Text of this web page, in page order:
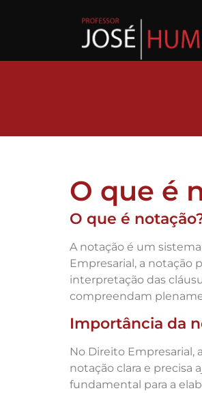
O que é
O que é
A notação é um
Empresarial, a notação
interpretação das
compreendam
Importância da
No Direito Empresarial,
notação clara e precisa
fundamental para a